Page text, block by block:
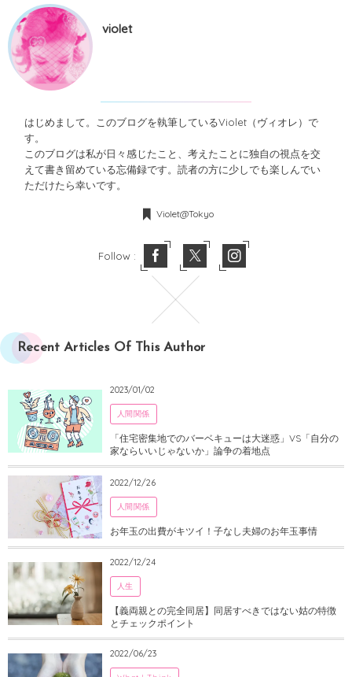
violet
はじめまして。このブログを執筆しているViolet（ヴィオレ）で
す。
このブログは私が日々感じたこと、考えたことに独自の視点を交
えて書き留めている忘備録です。読者の方に少しでも楽しんでい
ただけたら幸いです。
Violet@Tokyo
Follow :
Recent Articles Of This Author
2023/01/02
人間関係
「住宅密集地でのバーベキューは大迷惑」VS「自分の
家ならいいじゃないか」論争の着地点
2022/12/26
人間関係
お年玉の出費がキツイ！子なし夫婦のお年玉事情
2022/12/24
人生
【義両親との完全同居】同居すべきではない姑の特徴
とチェックポイント
2022/06/23